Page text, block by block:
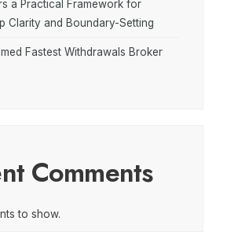
a Practical Framework for
Clarity and Boundary-Setting
Fastest Withdrawals Broker
Comments
to show.